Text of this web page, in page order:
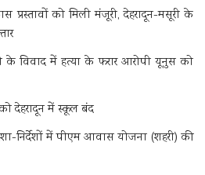
प्रस्तावों को मिली मंजूरी, देहरादून-मसूरी के
के विवाद में हत्या के फरार आरोपी यूनुस को
देहरादून में स्कूल बंद
निर्देशों में पीएम आवास योजना (शहरी) की